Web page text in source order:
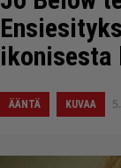
ikonisesta
ÄÄNTÄ KUVAA